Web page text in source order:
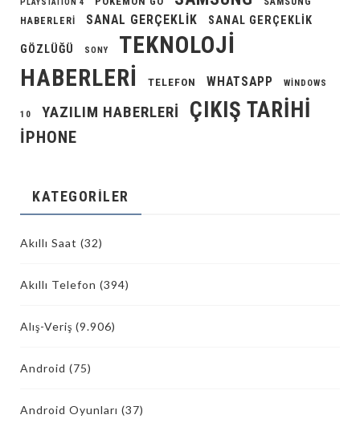
HABERLERI
SANAL GERÇEKLIK SANAL GERÇEKLIK
GÖZLÜĞÜ SONY
TEKNOLOJI
HABERLERI
TELEFON WHATSAPP WINDOWS
10 YAZILIM HABERLERI ÇIKIŞ TARIHI
İPHONE
KATEGORILER
Akıllı Saat (32)
Akıllı Telefon (394)
Alış-Veriş (9.906)
Android (75)
Android Oyunları (37)